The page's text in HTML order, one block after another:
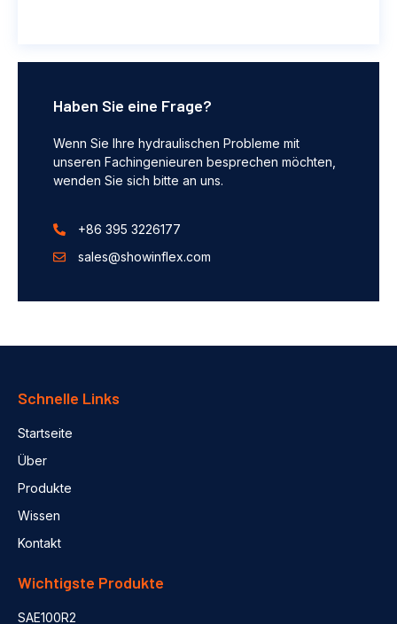
Haben Sie eine Frage?
Wenn Sie Ihre hydraulischen Probleme mit
unseren Fachingenieuren besprechen möchten,
wenden Sie sich bitte an uns.
+86 395 3226177
sales@showinflex.com
Schnelle Links
Startseite
Über
Produkte
Wissen
Kontakt
Wichtigste Produkte
SAE100R2